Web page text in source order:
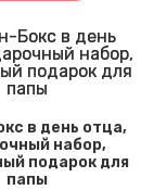
в день отца,
набор,
подарок для
папы